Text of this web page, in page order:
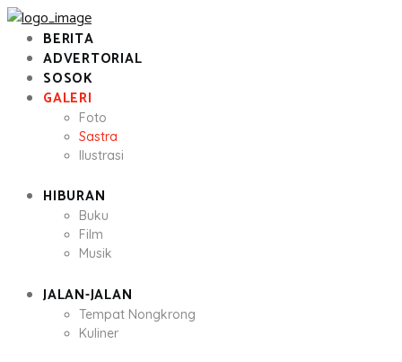
BERITA
ADVERTORIAL
SOSOK
GALERI
Foto
Sastra
Ilustrasi
HIBURAN
Buku
Film
Musik
JALAN-JALAN
Tempat Nongkrong
Kuliner